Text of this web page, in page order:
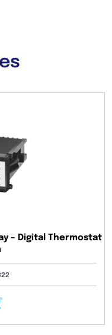
– Digital Thermostat